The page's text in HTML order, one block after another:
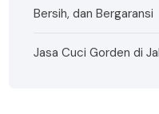
Bersih, dan Bergaransi
Jasa Cuci Gorden di